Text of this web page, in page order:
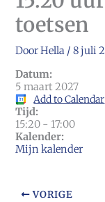
toetsen
DoorHella /8 juli
Datum:
5 maart 2027
Add to Calendar
Tijd:
15:20 - 17:00
Kalender:
Mijn kalender
VORIGE